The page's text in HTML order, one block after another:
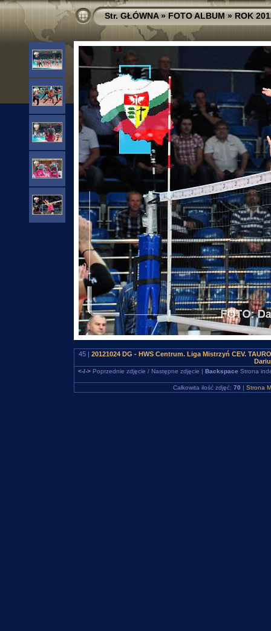
Str. GŁÓWNA»FOTO ALBUM»ROK
45 | 20121024 DG - HWS Centrum. Liga Mistrzyń CEV.
<-/->Poprzednie zdjęcie / Następne zdjęcie | Backspace Strona
Całkowita ilość zdjęć: 70 | Strona